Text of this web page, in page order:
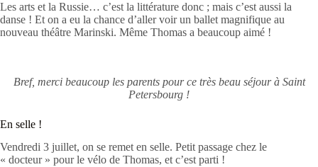
Les arts et la Russie… c’est la littérature donc ; mais c’est aussi la
danse ! Et on a eu la chance d’aller voir un ballet magnifique au
nouveau théâtre Marinski. Même Thomas a beaucoup aimé !
Bref, merci beaucoup les parents pour ce très beau séjour à Saint
Petersbourg !
En selle !
Vendredi 3 juillet, on se remet en selle. Petit passage chez le
« docteur » pour le vélo de Thomas, et c’est parti !